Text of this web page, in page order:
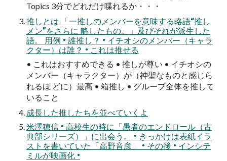
Topics 3分でどれだけ喋れるか・・・
推しとは 「⼀推しのメンバーを意味する略語“推し
メン”をさらに 略したもの。」及びそれが派⽣した
語。 ⽤例 • 誰推し？ • イチオシのメンバー（キャラ
クター）は誰？ • これは推せる
• これはおすすめできる • 推しが尊い • イチオシの
メンバー（キャラクター）が（神聖なものと感じら
れるほ どに）最⾼ • 箱推し • グループ全体を推して
いること
成⻑した推したちを並べていくよ
⽶澤穂信 • ⾼校⽣の時に「愚者のエンドロール（古
典部シリーズ）」に出会う。 • きっかけは表紙イラ
ストを書いていた「⾼野⾳彦」 • その後 • インシテ
ミルが映画化 •